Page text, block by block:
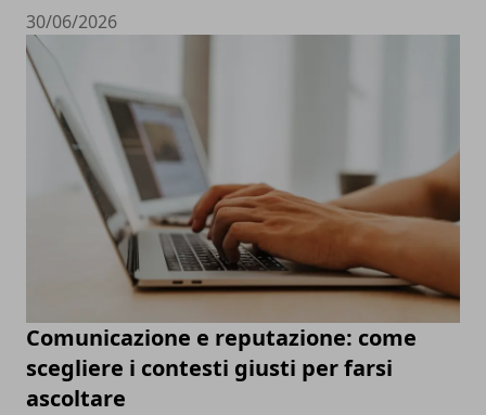
30/06/2026
Comunicazione e reputazione: come
scegliere i contesti giusti per farsi
ascoltare